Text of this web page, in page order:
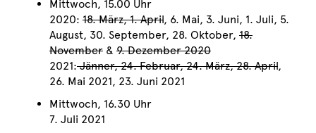
Mittwoch, 15.00 Uhr
2020: 18. März, 1. April, 6. Mai, 3. Juni, 1. Juli, 5.
August, 30. September, 28. Oktober, 18.
November & 9. Dezember 2020
2021:Jänner, 24. Februar, 24. März, 28. April,
26. Mai 2021, 23. Juni 2021
Mittwoch, 16.30 Uhr
7. Juli 2021